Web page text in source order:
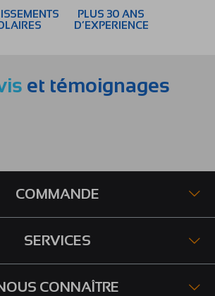
PLUS 30 ANS
D’EXPERIENCE
et témoignages
COMMANDE
SERVICES
CONNAÎTRE